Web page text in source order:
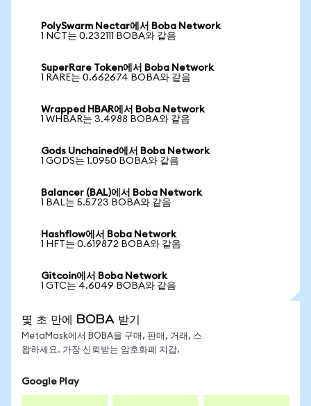
PolySwarm Nectar에서 Boba Network
1 NCT는 0.232111 BOBA와 같음
SuperRare Token에서 Boba Network
1 RARE는 0.662674 BOBA와 같음
Wrapped HBAR에서 Boba Network
1 WHBAR는 3.4988 BOBA와 같음
Gods Unchained에서 Boba Network
1 GODS는 1.0950 BOBA와 같음
Balancer (BAL)에서 Boba Network
1 BAL는 5.5723 BOBA와 같음
Hashflow에서 Boba Network
1 HFT는 0.619872 BOBA와 같음
Gitcoin에서 Boba Network
1 GTC는 4.6049 BOBA와 같음
몇 초 만에 BOBA 받기
MetaMask에서 BOBA을 구매, 판매, 거래, 스
왑하세요. 가장 신뢰받는 암호화폐 지갑.
Google Play